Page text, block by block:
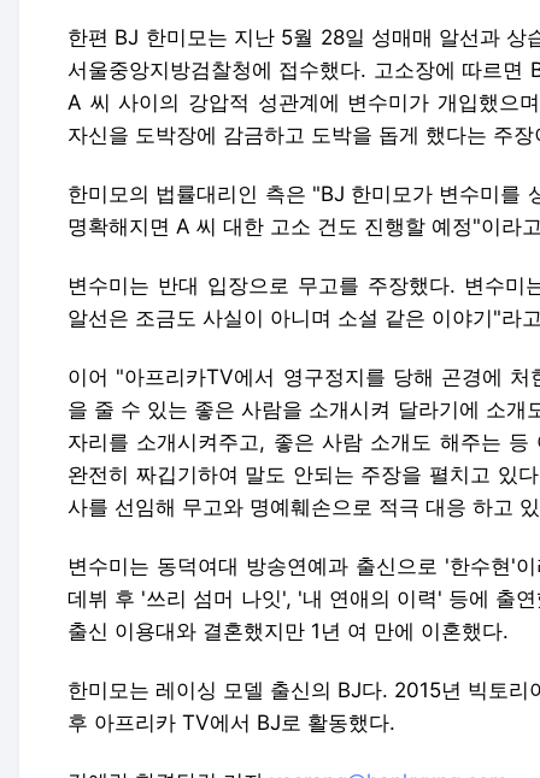
한편 BJ 한미모는 지난 5월 28일 성매매 알선과 상
서울중앙지방검찰청에 접수했다. 고소장에 따르면
A 씨 사이의 강압적 성관계에 변수미가 개입했으
자신을 도박장에 감금하고 도박을 돕게 했다는 주
한미모의 법률대리인 측은 "BJ 한미모가 변수미를
명확해지면 A 씨 대한 고소 건도 진행할 예정"이라
변수미는 반대 입장으로 무고를 주장했다. 변수
알선은 조금도 사실이 아니며 소설 같은 이야기"라
이어 "아프리카TV에서 영구정지를 당해 곤경에
을 줄 수 있는 좋은 사람을 소개시켜 달라기에 소
자리를 소개시켜주고, 좋은 사람 소개도 해주는
완전히 짜깁기하여 말도 안되는 주장을 펼치고 있
사를 선임해 무고와 명예훼손으로 적극 대응 하고
변수미는 동덕여대 방송연예과 출신으로 '한수현'
데뷔 후 '쓰리 섬머 나잇', '내 연애의 이력' 등에 출
출신 이용대와 결혼했지만 1년 여 만에 이혼했다.
한미모는 레이싱 모델 출신의 BJ다. 2015년 빅토
후 아프리카 TV에서 BJ로 활동했다.